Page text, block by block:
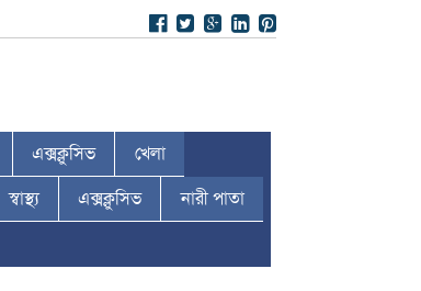
এক্সক্লুসিভ খেলা
স্বাস্থ্য এক্সক্লুসিভ নারী পাতা